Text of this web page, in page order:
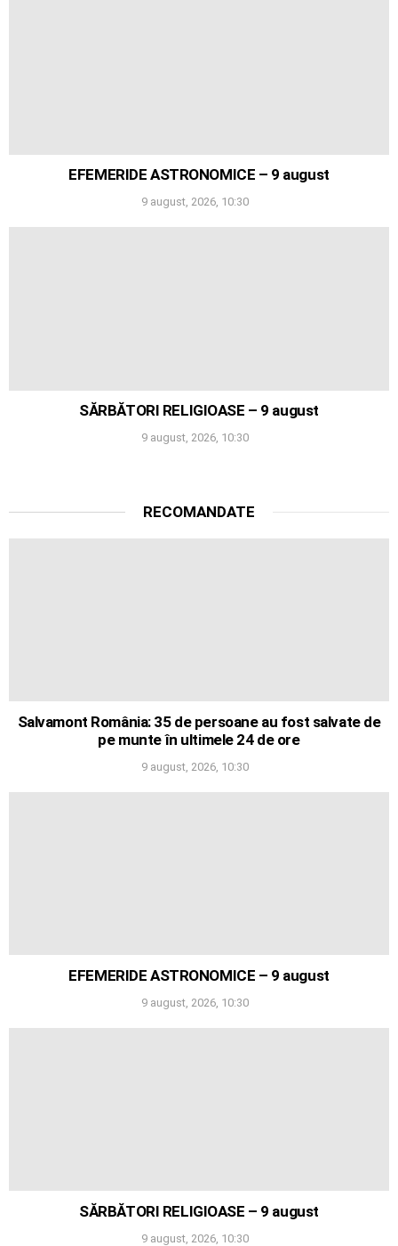
EFEMERIDE ASTRONOMICE – 9 august
9 august, 2026, 10:30
SĂRBĂTORI RELIGIOASE – 9 august
9 august, 2026, 10:30
RECOMANDATE
Salvamont România: 35 de persoane au fost salvate de
pe munte în ultimele 24 de ore
9 august, 2026, 10:30
EFEMERIDE ASTRONOMICE – 9 august
9 august, 2026, 10:30
SĂRBĂTORI RELIGIOASE – 9 august
9 august, 2026, 10:30